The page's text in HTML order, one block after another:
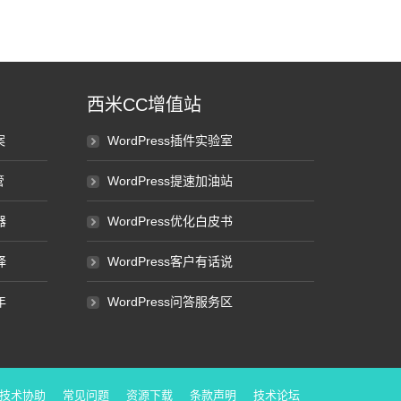
西米CC增值站
WordPress插件实验室
WordPress提速加油站
WordPress优化白皮书
WordPress客户有话说
WordPress问答服务区
技术协助 常见问题 资源下载 条款声明 技术论坛